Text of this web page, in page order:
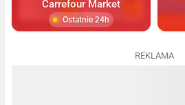
Carrefour Market
Ostatnie 24h
REKLAMA